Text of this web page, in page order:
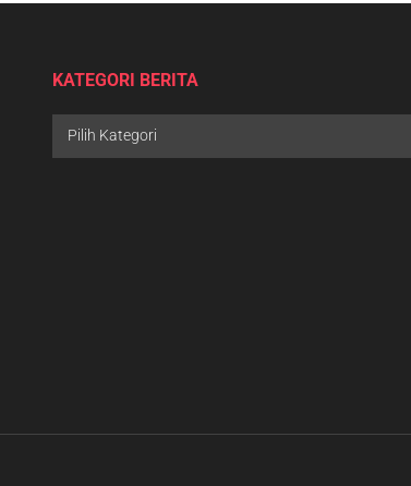
KATEGORI BERITA
Pilih Kategori